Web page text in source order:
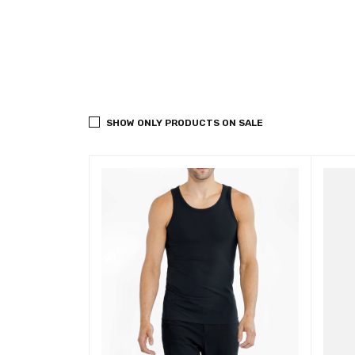
SHOW ONLY PRODUCTS ON SALE